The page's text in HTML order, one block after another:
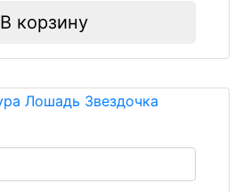
В корзину